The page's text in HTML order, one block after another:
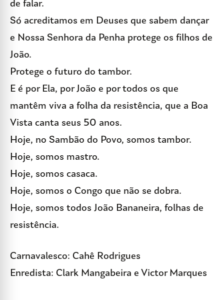
de falar.
Só acreditamos em Deuses que sabem dançar
e Nossa Senhora da Penha protege os filhos de
João.
Protege o futuro do tambor.
E é por Ela, por João e por todos os que
mantêm viva a folha da resistência, que a Boa
Vista canta seus 50 anos.
Hoje, no Sambão do Povo, somos tambor.
Hoje, somos mastro.
Hoje, somos casaca.
Hoje, somos o Congo que não se dobra.
Hoje, somos todos João Bananeira, folhas de
resistência.
Carnavalesco: Cahê Rodrigues
Enredista: Clark Mangabeira e Victor Marques